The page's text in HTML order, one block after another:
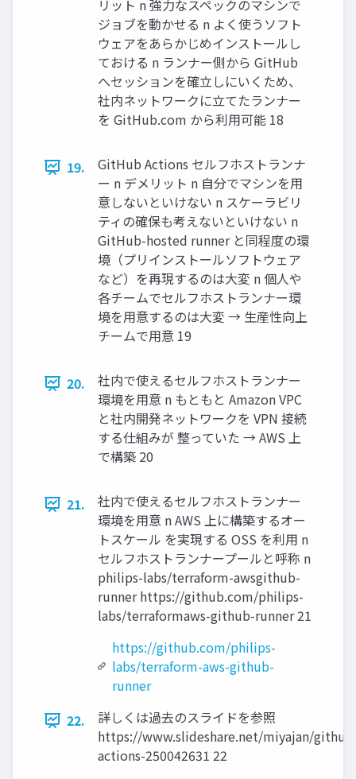
リット n 強⼒なスペックのマシンで
ジョブを動かせる n よく使うソフト
ウェアをあらかじめインストールし
ておける n ランナー側から GitHub
へセッションを確⽴しにいくため、
社内ネットワークに⽴てたランナー
を GitHub.com から利⽤可能 18
19.
GitHub Actions セルフホストランナ
ー n デメリット n ⾃分でマシンを⽤
意しないといけない n スケーラビリ
ティの確保も考えないといけない n
GitHub-hosted runner と同程度の環
境（プリインストールソフトウェア
など）を再現するのは⼤変 n 個⼈や
各チームでセルフホストランナー環
境を⽤意するのは⼤変 → ⽣産性向上
チームで⽤意 19
20.
社内で使えるセルフホストランナー
環境を⽤意 n もともと Amazon VPC
と社内開発ネットワークを VPN 接続
する仕組みが 整っていた → AWS 上
で構築 20
21.
社内で使えるセルフホストランナー
環境を⽤意 n AWS 上に構築するオー
トスケール を実現する OSS を利⽤ n
セルフホストランナープールと呼称 n
philips-labs/terraform-awsgithub-
runner https://github.com/philips-
labs/terraformaws-github-runner 21
https://github.com/philips-
labs/terraform-aws-github-
runner
22.
詳しくは過去のスライドを参照
https://www.slideshare.net/miyajan/
actions-250042631 22